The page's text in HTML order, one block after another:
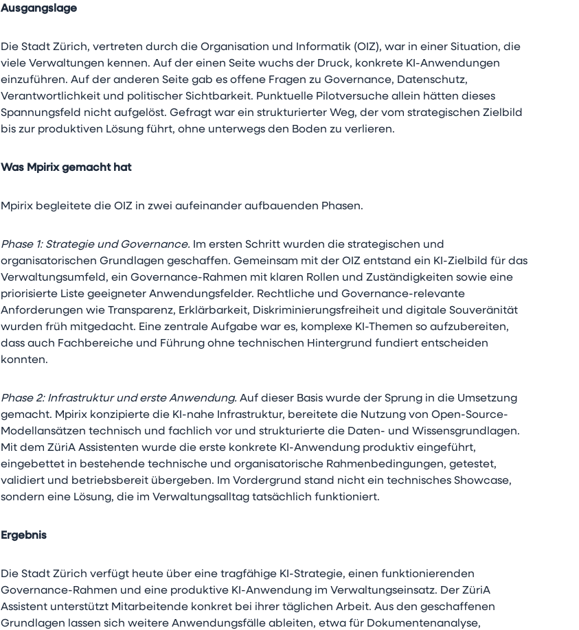
Ausgangslage
Die Stadt Zürich, vertreten durch die Organisation und Informatik (OIZ), war in einer Situation, die
viele Verwaltungen kennen. Auf der einen Seite wuchs der Druck, konkrete KI-Anwendungen
einzuführen. Auf der anderen Seite gab es offene Fragen zu Governance, Datenschutz,
Verantwortlichkeit und politischer Sichtbarkeit. Punktuelle Pilotversuche allein hätten dieses
Spannungsfeld nicht aufgelöst. Gefragt war ein strukturierter Weg, der vom strategischen Zielbild
bis zur produktiven Lösung führt, ohne unterwegs den Boden zu verlieren.
Was Mpirix gemacht hat
Mpirix begleitete die OIZ in zwei aufeinander aufbauenden Phasen.
Phase 1: Strategie und Governance. Im ersten Schritt wurden die strategischen und
organisatorischen Grundlagen geschaffen. Gemeinsam mit der OIZ entstand ein KI-Zielbild für das
Verwaltungsumfeld, ein Governance-Rahmen mit klaren Rollen und Zuständigkeiten sowie eine
priorisierte Liste geeigneter Anwendungsfelder. Rechtliche und Governance-relevante
Anforderungen wie Transparenz, Erklärbarkeit, Diskriminierungsfreiheit und digitale Souveränität
wurden früh mitgedacht. Eine zentrale Aufgabe war es, komplexe KI-Themen so aufzubereiten,
dass auch Fachbereiche und Führung ohne technischen Hintergrund fundiert entscheiden
konnten.
Phase 2: Infrastruktur und erste Anwendung. Auf dieser Basis wurde der Sprung in die Umsetzung
gemacht. Mpirix konzipierte die KI-nahe Infrastruktur, bereitete die Nutzung von Open-Source-
Modellansätzen technisch und fachlich vor und strukturierte die Daten- und Wissensgrundlagen.
Mit dem ZüriA Assistenten wurde die erste konkrete KI-Anwendung produktiv eingeführt,
eingebettet in bestehende technische und organisatorische Rahmenbedingungen, getestet,
validiert und betriebsbereit übergeben. Im Vordergrund stand nicht ein technisches Showcase,
sondern eine Lösung, die im Verwaltungsalltag tatsächlich funktioniert.
Ergebnis
Die Stadt Zürich verfügt heute über eine tragfähige KI-Strategie, einen funktionierenden
Governance-Rahmen und eine produktive KI-Anwendung im Verwaltungseinsatz. Der ZüriA
Assistent unterstützt Mitarbeitende konkret bei ihrer täglichen Arbeit. Aus den geschaffenen
Grundlagen lassen sich weitere Anwendungsfälle ableiten, etwa für Dokumentenanalyse,